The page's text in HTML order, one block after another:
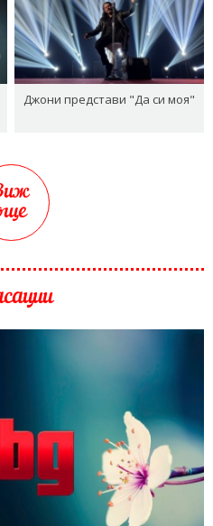
Джони представи "Да си моя"